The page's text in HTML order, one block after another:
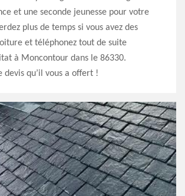
et une seconde jeunesse pour votre
plus de temps si vous avez des
et téléphonez tout de suite
à Moncontour dans le 86330.
devis qu’il vous a offert !